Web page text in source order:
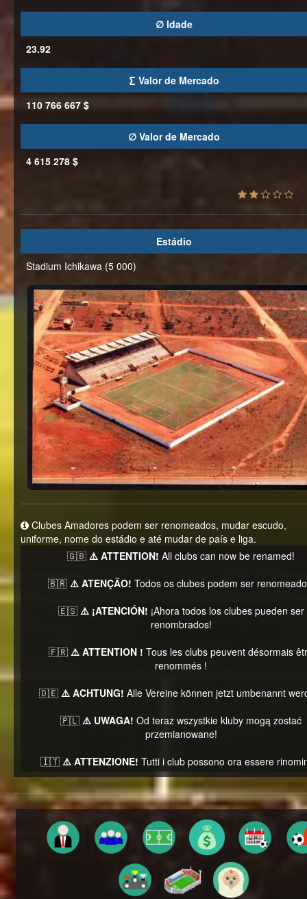
∅ Idade
23.92
∑ Valor de Mercado
110 766 667 $
∅ Valor de Mercado
4 615 278 $
Estádio
Stadium Ichikawa (5 000)
Clubes Amadores podem ser renomeados, mudar escudo,
uniforme, nome do estádio e até mudar de país e liga.
🇬🇧 ⚠️ ATTENTION! All clubs can now be renamed!
🇧🇷 ⚠️ ATENÇÃO! Todos os clubes podem ser
🇪🇸 ⚠️ ¡ATENCIÓN! ¡Ahora todos los clubes pueden ser
renombrados!
🇫🇷 ⚠️ ATTENTION ! Tous les clubs peuvent désormais
renommés !
🇩🇪 ⚠️ ACHTUNG! Alle Vereine können jetzt umbenannt
🇵🇱 ⚠️ UWAGA! Od teraz wszystkie kluby mogą zostać
przemianowane!
🇮🇹 ⚠️ ATTENZIONE! Tutti i club possono ora essere